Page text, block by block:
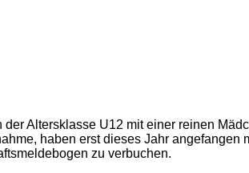
Altersklasse U12 mit einer reinen
haben erst dieses Jahr
zu verbuchen.